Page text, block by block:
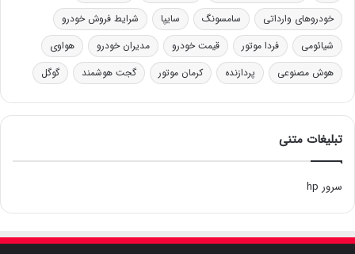
خودروهای وارداتی
سامسونگ سایپا
شرایط فروش خودرو
شیائومی
فردا موتور قیمت خودرو مدیران خودرو
هواوی
هوش مصنوعی
پردازنده کرمان موتور گجت هوشمند گوگل
تبلیغات متنی
سرور hp